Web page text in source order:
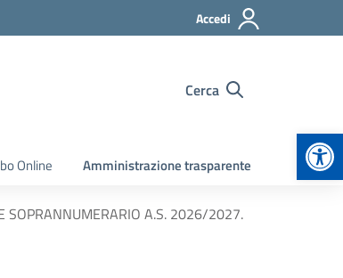
Accedi
Cerca
Online Amministrazione trasparente
SOPRANNUMERARIO A.S. 2026/2027.